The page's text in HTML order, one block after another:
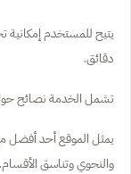
يتيح للمستخدم إمكانية
دقائق.
تشمل الخدمة نصائح
يمثل الموقع أحد أفضل
والنحوي وتناسق الأقسام.